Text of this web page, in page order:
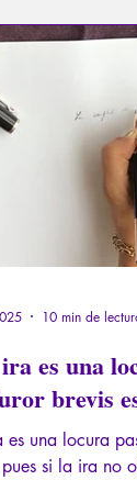
engañarse
inmutable, a
que l
es una
brevis
es una locura
si la ira no
10 min de